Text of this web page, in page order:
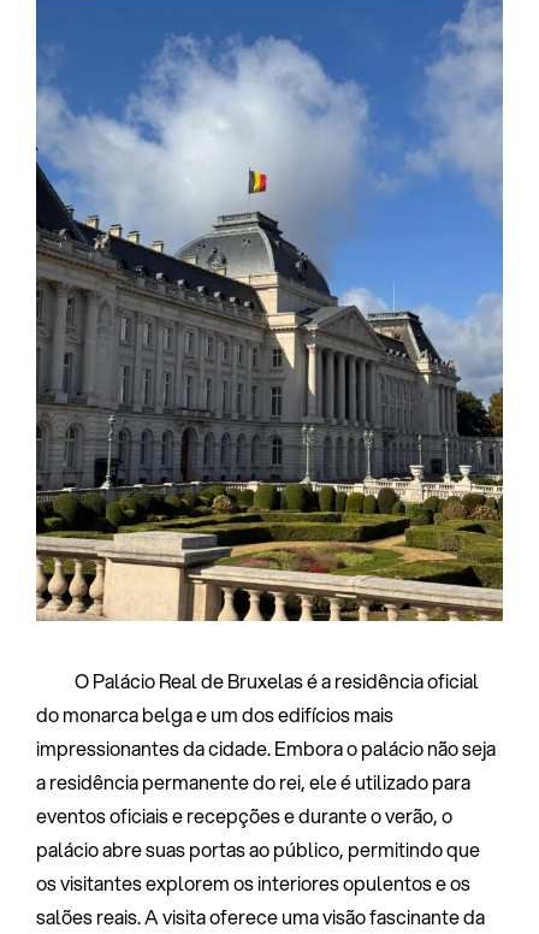
O Palácio Real de Bruxelas é a residência oficial
do monarca belga e um dos edifícios mais
impressionantes da cidade. Embora o palácio não seja
a residência permanente do rei, ele é utilizado para
eventos oficiais e recepções e durante o verão, o
palácio abre suas portas ao público, permitindo que
os visitantes explorem os interiores opulentos e os
salões reais. A visita oferece uma visão fascinante da